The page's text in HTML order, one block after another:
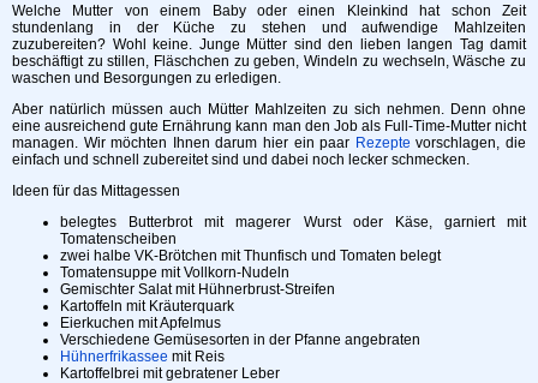
Welche Mutter von einem Baby oder einen Kleinkind hat schon Zeit
stundenlang in der Küche zu stehen und aufwendige Mahlzeiten
zuzubereiten? Wohl keine. Junge Mütter sind den lieben langen Tag damit
beschäftigt zu stillen, Fläschchen zu geben, Windeln zu wechseln, Wäsche zu
waschen und Besorgungen zu erledigen.
Aber natürlich müssen auch Mütter Mahlzeiten zu sich nehmen. Denn ohne
eine ausreichend gute Ernährung kann man den Job als Full-Time-Mutter nicht
managen. Wir möchten Ihnen darum hier ein paar Rezepte vorschlagen, die
einfach und schnell zubereitet sind und dabei noch lecker schmecken.
Ideen für das Mittagessen
belegtes Butterbrot mit magerer Wurst oder Käse, garniert mit
Tomatenscheiben
zwei halbe VK-Brötchen mit Thunfisch und Tomaten belegt
Tomatensuppe mit Vollkorn-Nudeln
Gemischter Salat mit Hühnerbrust-Streifen
Kartoffeln mit Kräuterquark
Eierkuchen mit Apfelmus
Verschiedene Gemüsesorten in der Pfanne angebraten
Hühnerfrikassee mit Reis
Kartoffelbrei mit gebratener Leber